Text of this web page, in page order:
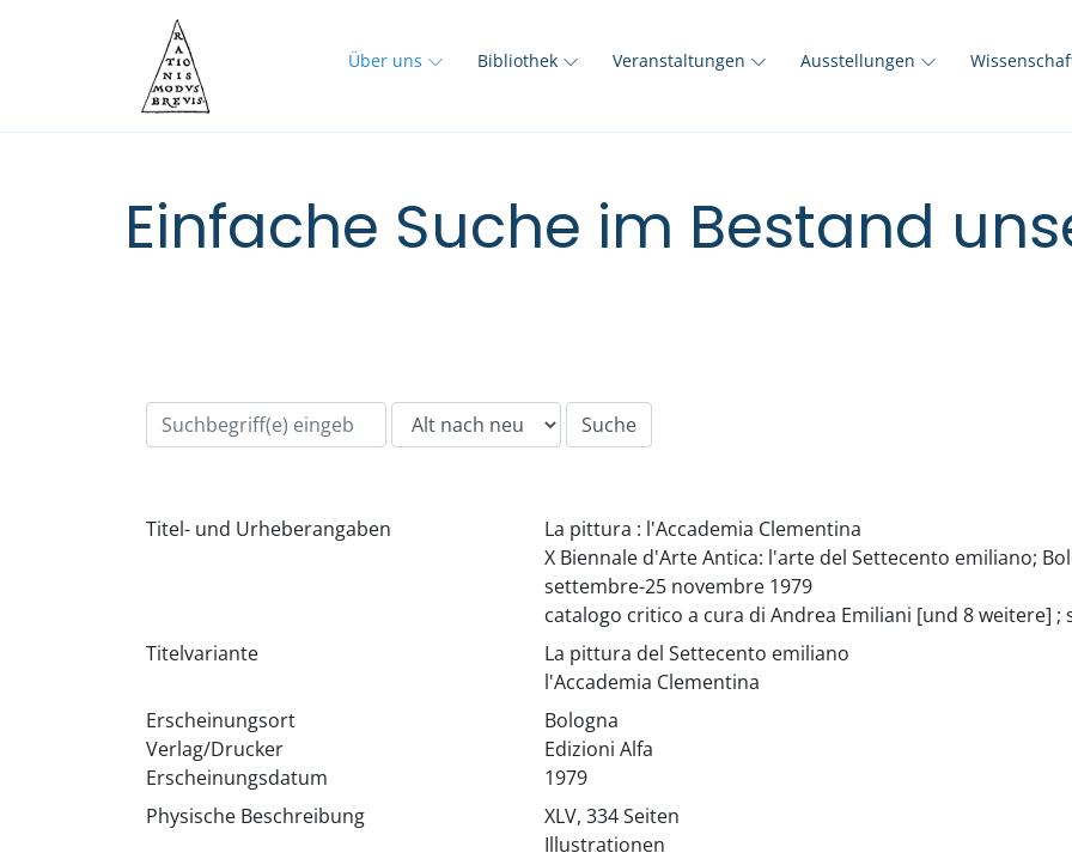
Über uns Bibliothek Veranstaltungen Ausstellungen
Einfache Suche im Bestand
Titel- und Urheberangaben
La pittura : l'Accademia Clementina
X Biennale d'Arte Antica: l'arte del Settecento emiliano;
settembre-25 novembre 1979
catalogo critico a cura di Andrea Emiliani [und 8 weitere]
Titelvariante
La pittura del Settecento emiliano
l'Accademia Clementina
Erscheinungsort
Verlag/Drucker
Erscheinungsdatum
Bologna
Edizioni Alfa
1979
Physische Beschreibung
XLV, 334 Seiten
Illustrationen